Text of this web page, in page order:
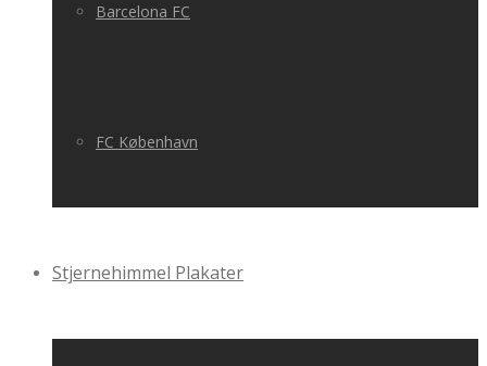
Barcelona FC
FC København
Stjernehimmel Plakater